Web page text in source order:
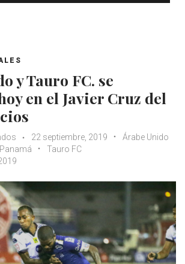
y Tauro FC. se
en el Javier Cruz del
22 septiembre, 2019
Árabe Unido
Panamá
Tauro FC